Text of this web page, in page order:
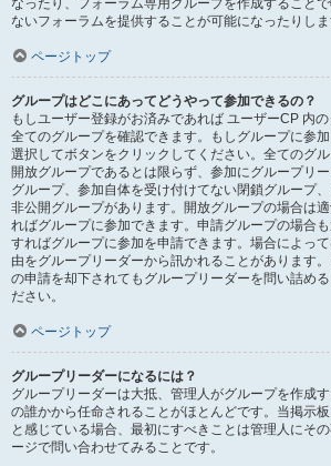
なったり、フォーラム専用グループを作成すること
ないフォーラムを提供することが可能になったりしま
ページトップ
グループはどこにあってどうやって参加できるの？
もしユーザー登録がお済みであれば ユーザーCP 内の
全てのグループを確認できます。もしグループに参
選択してボタンをクリックしてください。全てのグ
開放グループであるとは限らず、参加にグループリ
グループ、参加自体を受け付けてない閉鎖グループ
非公開グループがあります。開放グループの場合は
ればグループに参加できます。申請グループの場合
すればグループに参加を申請できます。場合によっ
由をグループリーダーから訊かれることがあります
の申請を却下されてもグループリーダーを問い詰め
ださい。
ページトップ
グループリーダーになるには？
グループリーダーは大抵、管理人がグループを作成
の誰かから任命されることがほとんどです。当掲示
と感じている場合、最初にすべきことは管理人にそ
ージで問い合わせてみることです。